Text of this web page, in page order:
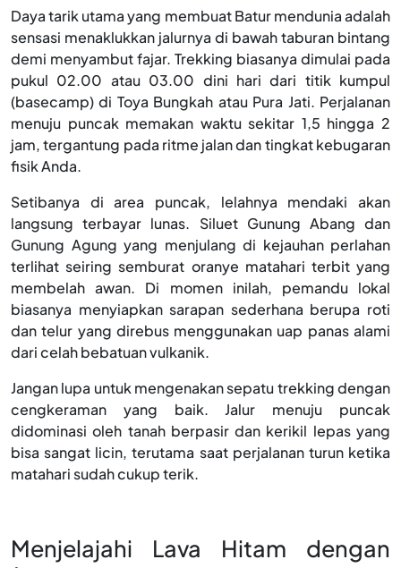
Daya tarik utama yang membuat Batur mendunia adalah
sensasi menaklukkan jalurnya di bawah taburan bintang
demi menyambut fajar. Trekking biasanya dimulai pada
pukul 02.00 atau 03.00 dini hari dari titik kumpul
(basecamp) di Toya Bungkah atau Pura Jati. Perjalanan
menuju puncak memakan waktu sekitar 1,5 hingga 2
jam, tergantung pada ritme jalan dan tingkat kebugaran
fisik Anda.
Setibanya di area puncak, lelahnya mendaki akan
langsung terbayar lunas. Siluet Gunung Abang dan
Gunung Agung yang menjulang di kejauhan perlahan
terlihat seiring semburat oranye matahari terbit yang
membelah awan. Di momen inilah, pemandu lokal
biasanya menyiapkan sarapan sederhana berupa roti
dan telur yang direbus menggunakan uap panas alami
dari celah bebatuan vulkanik.
Jangan lupa untuk mengenakan sepatu trekking dengan
cengkeraman yang baik. Jalur menuju puncak
didominasi oleh tanah berpasir dan kerikil lepas yang
bisa sangat licin, terutama saat perjalanan turun ketika
matahari sudah cukup terik.
Menjelajahi Lava Hitam dengan